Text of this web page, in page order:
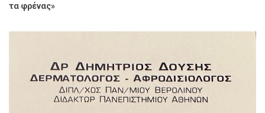
τα φρένας»